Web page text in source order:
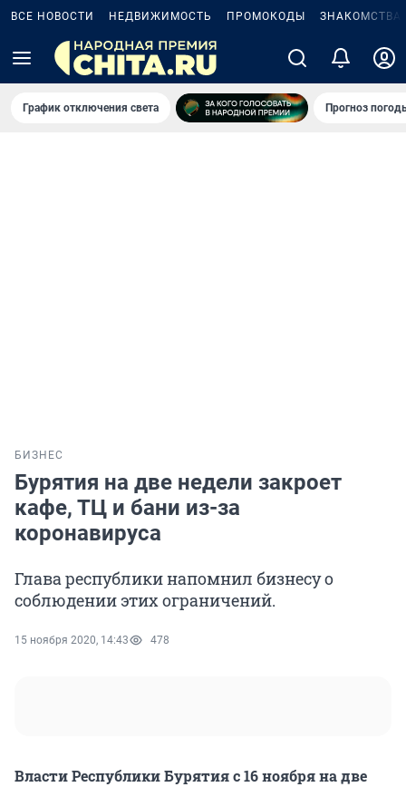
ВСЕ НОВОСТИ НЕДВИЖИМОСТЬ ПРОМОКОДЫ ЗНАКОМСТВА
График отключения света Прогноз
БИЗНЕС
Бурятия на две недели закроет
кафе, ТЦ и бани из-за
коронавируса
Глава республики напомнил бизнесу о
соблюдении этих ограничений.
15 ноября 2020, 14:43 478
Власти Республики Бурятия с 16 ноября на две